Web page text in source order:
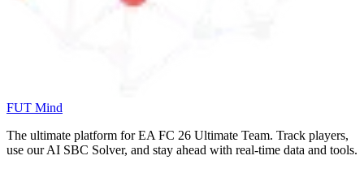
FUT Mind
The ultimate platform for EA FC 26 Ultimate Team. Track players,
use our AI SBC Solver, and stay ahead with real-time data and tools.